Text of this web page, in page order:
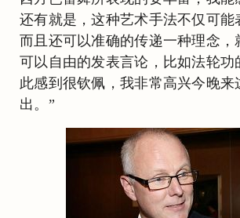
还有就是，这种艺术手法不仅可能
而且还可以准确的传递一种理念，
可以自由的发表言论，比如法轮功
此感到很钦佩，我非常高兴今晚来
出。”